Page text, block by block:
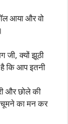
आया और वो
जी, क्यों झूठी
है कि आप इतनी
और छोले की
चूमने का मन कर